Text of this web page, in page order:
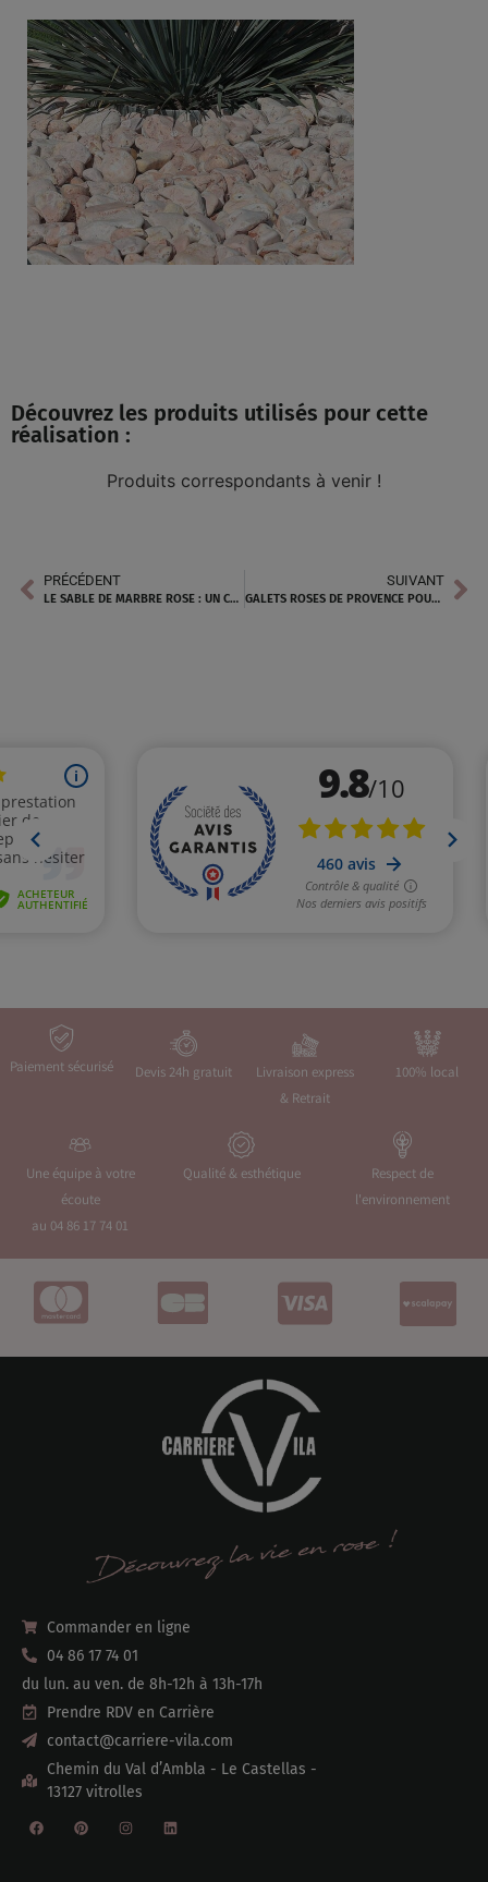
Découvrez les produits utilisés pour cette
réalisation :
Produits correspondants à venir !
PRÉCÉDENT
LE SABLE DE MARBRE ROSE : UN CHOIX ÉLÉGANT POUR VOS AMÉNAGEMENTS EXTÉRIEURS
SUIVANT
GALETS ROSES DE PROVENCE POUR UN AMÉNAGEMENT EXTÉRIEUR
Paiement sécurisé Devis 24h gratuit
Livraison express
& Retrait
100% local
Une équipe à votre
écoute
au 04 86 17 74 01
Qualité & esthétique
Respect de
l'environnement
Commander en ligne
04 86 17 74 01
du lun. au ven. de 8h-12h à 13h-17h
Prendre RDV en Carrière
contact@carriere-vila.com
Chemin du Val d’Ambla - Le Castellas -
13127 vitrolles